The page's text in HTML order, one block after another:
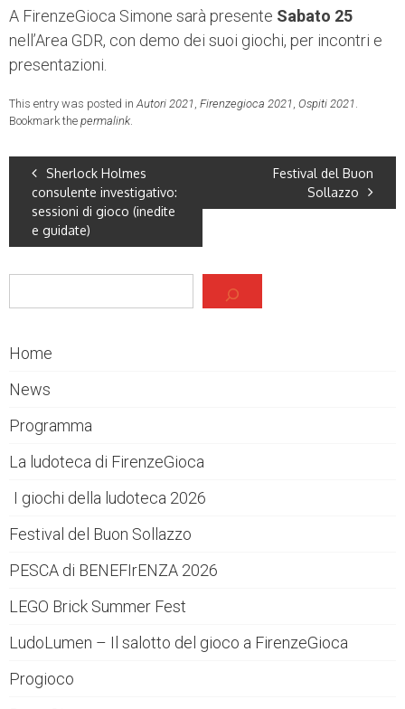
A FirenzeGioca Simone sarà presente Sabato 25
nell’Area GDR, con demo dei suoi giochi, per incontri e
presentazioni.
This entry was posted in Autori 2021 Firenzegioca 2021 Ospiti 2021
Bookmark the permalink
Sherlock Holmes
consulente investigativo:
sessioni di gioco (inedite
e guidate)
Festival del Buon
Sollazzo
Home
News
Programma
La ludoteca di FirenzeGioca
I giochi della ludoteca 2026
Festival del Buon Sollazzo
PESCA di BENEFIrENZA 2026
LEGO Brick Summer Fest
LudoLumen – Il salotto del gioco a FirenzeGioca
Progioco